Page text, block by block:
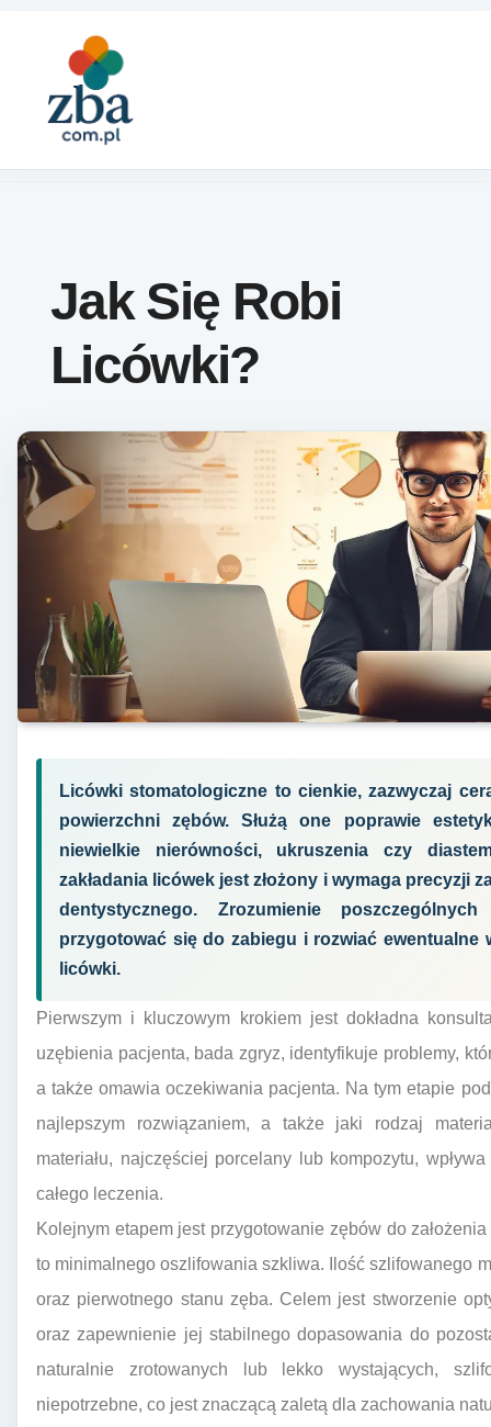
Jak Się Robi
Licówki?
Licówki stomatologiczne to cienkie, zazwyczaj
powierzchni zębów. Służą one poprawie
niewielkie nierówności, ukruszenia czy
zakładania licówek jest złożony i wymaga precyzji
dentystycznego. Zrozumienie
przygotować się do zabiegu i rozwiać
licówki.
Pierwszym i kluczowym krokiem jest dokładna
uzębienia pacjenta, bada zgryz, identyfikuje problemy,
a także omawia oczekiwania pacjenta. Na tym etapie
najlepszym rozwiązaniem, a także jaki rodzaj
materiału, najczęściej porcelany lub kompozytu,
całego leczenia.
Kolejnym etapem jest przygotowanie zębów do
to minimalnego oszlifowania szkliwa. Ilość szlifowanego
oraz pierwotnego stanu zęba. Celem jest stworzenie
oraz zapewnienie jej stabilnego dopasowania do
naturalnie zrotowanych lub lekko wystających,
niepotrzebne, co jest znaczącą zaletą dla zachowania